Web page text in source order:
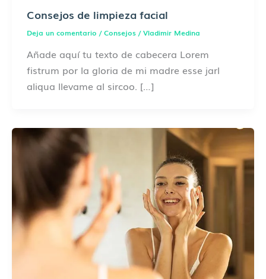
Consejos de limpieza facial
Deja un comentario /Consejos/Vladimir Medina
Añade aquí tu texto de cabecera Lorem
fistrum por la gloria de mi madre esse jarl
aliqua llevame al sircoo. […]